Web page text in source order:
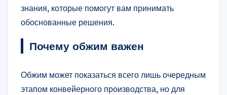
знания, которые помогут вам принимать
обоснованные решения.
Почему обжим важен
Обжим может показаться всего лишь очередным
этапом конвейерного производства, но для